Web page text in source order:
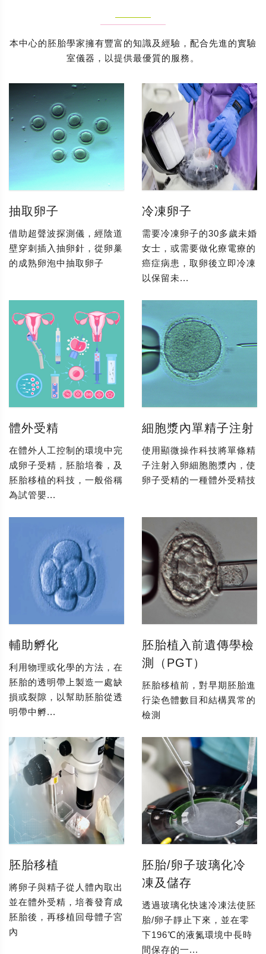
本中心的胚胎學家擁有豐富的知識及經驗，配合先進的實驗
室儀器，以提供最優質的服務。
抽取卵子
借助超聲波探測儀，經陰道
壁穿刺插入抽卵針，從卵巢
的成熟卵泡中抽取卵子
冷凍卵子
需要冷凍卵子的30多歲未婚
女士，或需要做化療電療的
癌症病患，取卵後立即冷凍
以保留未...
體外受精
在體外人工控制的環境中完
成卵子受精，胚胎培養，及
胚胎移植的科技，一般俗稱
為試管嬰...
細胞漿內單精子注射
使用顯微操作科技將單條精
子注射入卵細胞胞漿內，使
卵子受精的一種體外受精技
輔助孵化
利用物理或化學的方法，在
胚胎的透明帶上製造一處缺
損或裂隙，以幫助胚胎從透
明帶中孵...
胚胎植入前遺傳學檢
測（PGT）
胚胎移植前，對早期胚胎進
行染色體數目和結構異常的
檢測
胚胎移植
將卵子與精子從人體內取出
並在體外受精，培養發育成
胚胎後，再移植回母體子宮
內
胚胎/卵子玻璃化冷
凍及儲存
透過玻璃化快速冷凍法使胚
胎/卵子靜止下來，並在零
下196℃的液氮環境中長時
間保存的一...